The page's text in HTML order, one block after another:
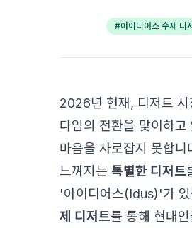
#아이디어스 수제 디
2026년 현재, 디저트 시
다임의 전환을 맞이하
마음을 사로잡지 못합
느껴지는 특별한 디저트
'아이디어스(Idus)'가 있
제 디저트를 통해 현대